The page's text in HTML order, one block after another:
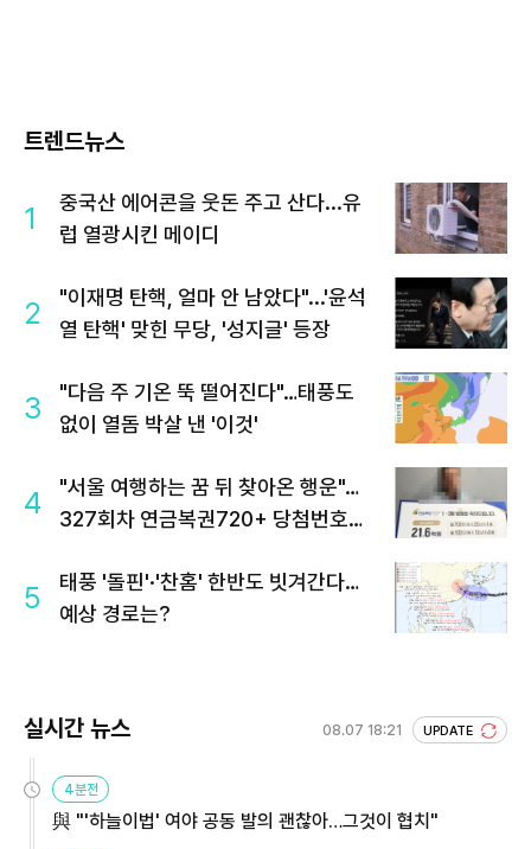
트렌드뉴스
1
중국산 에어콘을 웃돈 주고 산다...유
럽 열광시킨 메이디
2
"이재명 탄핵, 얼마 안 남았다"...'윤석
열 탄핵' 맞힌 무당, '성지글' 등장
3
"다음 주 기온 뚝 떨어진다"…태풍도
없이 열돔 박살 낸 '이것'
4
"서울 여행하는 꿈 뒤 찾아온 행운"…
327회차 연금복권720+ 당첨번호조
5
태풍 '돌핀'·'찬홈' 한반도 빗겨간다…
예상 경로는?
실시간 뉴스 08.07 18:21 UPDATE
4분전
與 "'하늘이법' 여야 공동 발의 괜찮아…그것이 협치"